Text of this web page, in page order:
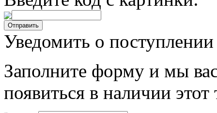
Уведомить о поступлении
Заполните форму и мы
появиться в наличии этот